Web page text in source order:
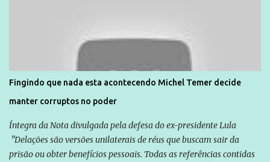
são vítimas de violência, estão em situação de risco ou têm seus
direitos violados. Leia mais: Anistia Internacional cobra do Brasil
solução do caso Amarildo - Terra Brasil
Fingindo que nada esta acontecendo Michel Temer decide
manter corruptos no poder
Íntegra da Nota divulgada pela defesa do ex-presidente Lula
"Delações são versões unilaterais de réus que buscam sair da
prisão ou obter benefícios pessoais. Todas as referências contidas